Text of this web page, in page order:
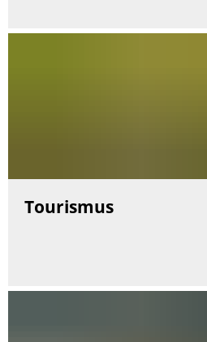
Tourismus